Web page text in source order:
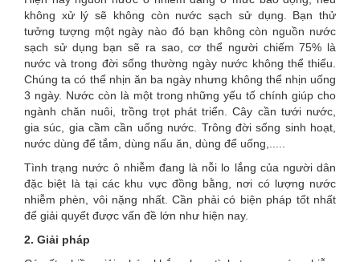
không xử lý sẽ không còn nước sạch sử dụng. Bạn thử
tưởng tượng một ngày nào đó bạn không còn nguồn nước
sạch sử dụng bạn sẽ ra sao, cơ thể người chiếm 75% là
nước và trong đời sống thường ngày nước không thể thiếu.
Chúng ta có thể nhịn ăn ba ngày nhưng không thể nhịn uống
3 ngày. Nước còn là một trong những yếu tố chính giúp cho
ngành chăn nuôi, trồng trọt phát triển. Cây cần tưới nước,
gia súc, gia cầm cần uống nước. Trông đời sống sinh hoạt,
nước dùng để tắm, dùng nấu ăn, dùng để uống,.....
Tình trạng nước ô nhiễm đang là nỗi lo lắng của người dân
đặc biệt là tại các khu vực đồng bằng, nơi có lượng nước
nhiễm phèn, vôi nặng nhất. Cần phải có biện pháp tốt nhất
để giải quyết được vấn đề lớn như hiện nay.
2. Giải pháp